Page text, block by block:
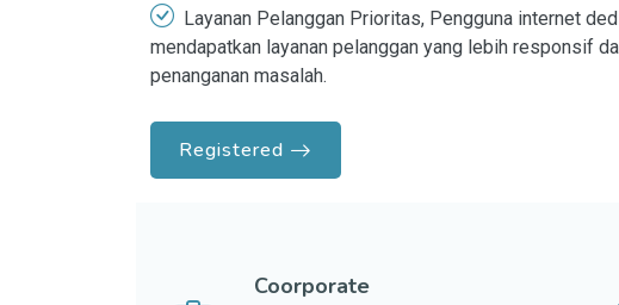
Layanan Pelanggan Prioritas, Pengguna internet
mendapatkan layanan pelanggan yang lebih responsif
penanganan masalah.
Registered
Coorporate